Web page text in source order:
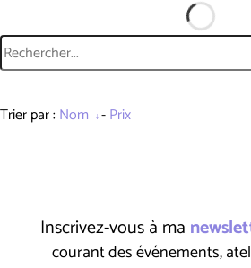
Trier par : Nom -Prix
Inscrivez-vous à ma
courant des événements,